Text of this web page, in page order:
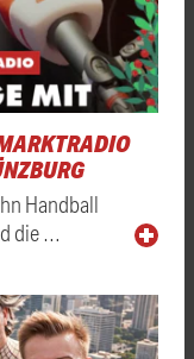
Handball
die …